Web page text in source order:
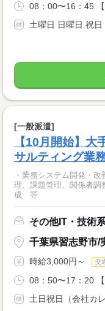
08：00〜16：45
土曜日 日曜日 祝日
[一般派遣]
【10月開始】大
サルティング業
・業務システム開発・
理、課題管理、関係者調
成 等
その他IT・技術
千葉県習志野市/
時給3,000円～ 交
08：50〜17：20
土日祝日（会社カ